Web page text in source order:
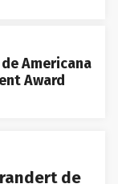
Americana
Award
de